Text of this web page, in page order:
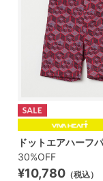
ドットエアハーフ
30%OFF
¥10,780 （税込）